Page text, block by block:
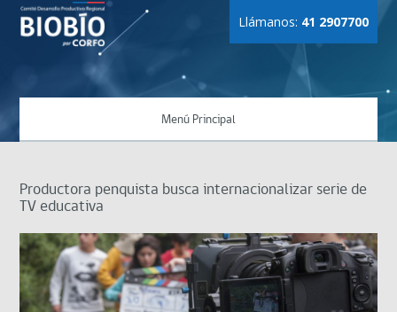
Llámanos: 41 2907700
Menú Principal
Productora penquista busca internacionalizar serie de
TV educativa